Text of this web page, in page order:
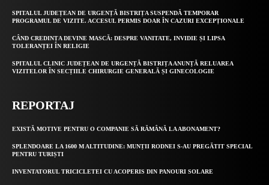
SPITALUL JUDEȚEAN DE URGENȚĂ BISTRIȚA SUSPENDĂ TEMPORAR
PROGRAMUL DE VIZITE. ACCESUL PERMIS DOAR ÎN CAZURI EXCEPȚIONALE
CÂND CREDINȚA DEVINE MASCĂ: DESPRE VANITATE, INVIDIE ȘI LIPSA
TOLERANȚEI ÎN RELIGIE
SPITALUL CLINIC JUDEȚEAN DE URGENȚĂ BISTRIȚA ANUNȚĂ RELUAREA
VIZITELOR ÎN SECȚIILE CHIRURGIE GENERALĂ ȘI GINECOLOGIE
REPORTAJ
EXISTĂ MOTIVE PENTRU O COMPANIE SĂ RĂMÂNĂ LA ABONAMENT?
SPLENDOARE LA 1600 M ALTITUDINE: MUNȚII RODNEI S-AU PREGĂTIT SPECIAL
PENTRU TURIȘTI
INVENTATORUL TRICICLETEI CU ACOPERIS DIN PANOURI SOLARE